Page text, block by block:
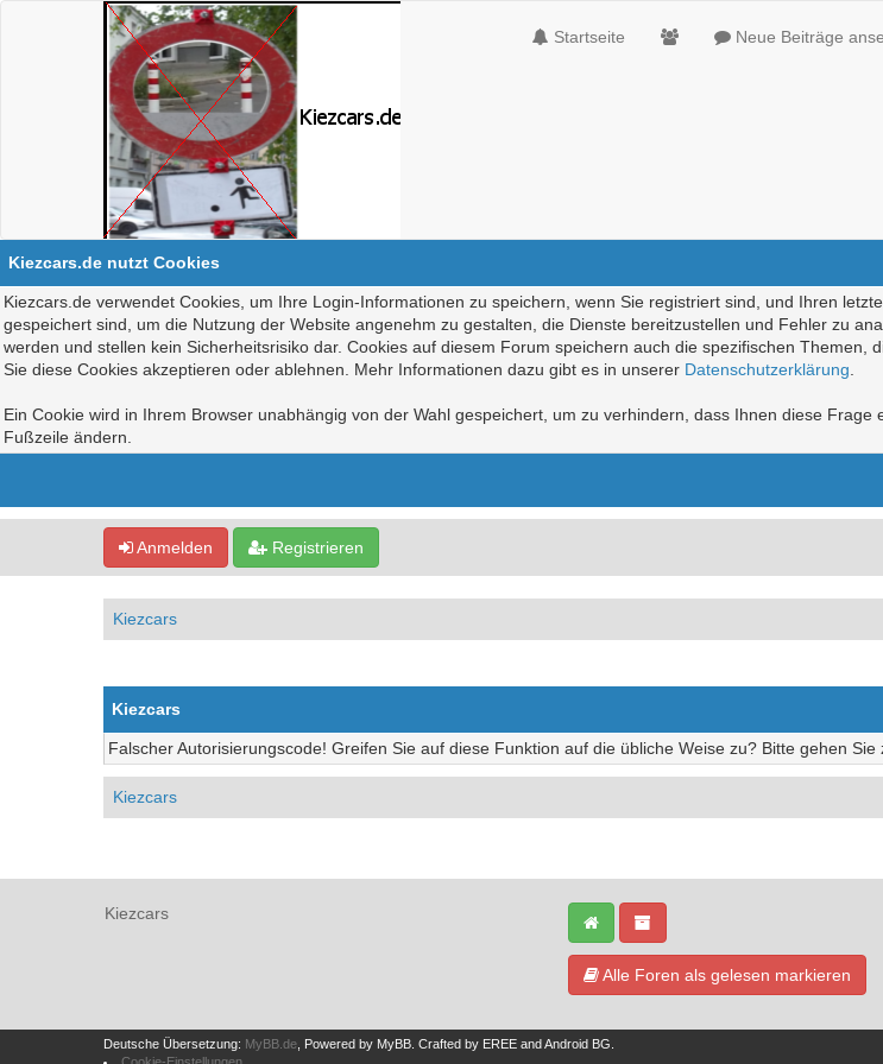
Startseite Neue Beiträge
Kiezcars.de nutzt Cookies
Kiezcars.de verwendet Cookies, um Ihre Login-Informationen zu speichern, wenn Sie registriert sind, und Ihren
gespeichert sind, um die Nutzung der Website angenehm zu gestalten, die Dienste bereitzustellen und Fehler zu
werden und stellen kein Sicherheitsrisiko dar. Cookies auf diesem Forum speichern auch die spezifischen
Sie diese Cookies akzeptieren oder ablehnen. Mehr Informationen dazu gibt es in unserer Datenschutzerklärung
Ein Cookie wird in Ihrem Browser unabhängig von der Wahl gespeichert, um zu verhindern, dass Ihnen diese
Fußzeile ändern.
Anmelden Registrieren
Kiezcars
Kiezcars
Falscher Autorisierungscode! Greifen Sie auf diese Funktion auf die übliche Weise zu? Bitte gehen
Kiezcars
Kiezcars
Alle Foren als gelesen markieren
Deutsche Übersetzung: MyBB.de , Powered by MyBB Crafted by EREE andAndroid BG